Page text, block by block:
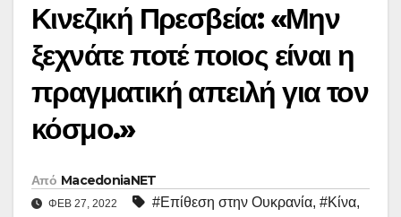
Κινεζική Πρεσβεία: «Μην
ξεχνάτε ποτέ ποιος είναι η
πραγματική απειλή για τον
κόσμο.»
Από MacedoniaNET
ΦΕΒ 27, 2022 #Επίθεση στην Ουκρανία, #Κίνα,